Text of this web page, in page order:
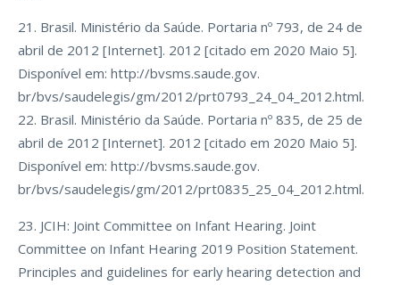
21. Brasil. Ministério da Saúde. Portaria nº 793, de 24 de
abril de 2012 [Internet]. 2012 [citado em 2020 Maio 5].
Disponível em: http://bvsms.saude.gov.
br/bvs/saudelegis/gm/2012/prt0793_24_04_2012.html.
22. Brasil. Ministério da Saúde. Portaria nº 835, de 25 de
abril de 2012 [Internet]. 2012 [citado em 2020 Maio 5].
Disponível em: http://bvsms.saude.gov.
br/bvs/saudelegis/gm/2012/prt0835_25_04_2012.html.
23. JCIH: Joint Committee on Infant Hearing. Joint
Committee on Infant Hearing 2019 Position Statement.
Principles and guidelines for early hearing detection and